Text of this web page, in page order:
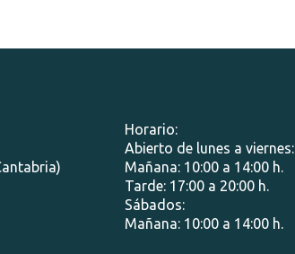
Horario:
Abierto de lunes a viernes:
Mañana: 10:00 a 14:00 h.
Tarde: 17:00 a 20:00 h.
Sábados:
Mañana: 10:00 a 14:00 h.